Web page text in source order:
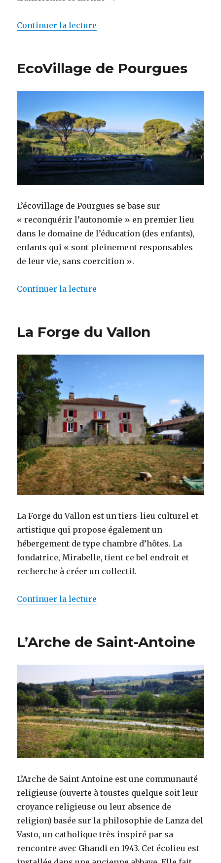
Continuer la lecture
EcoVillage de Pourgues
L’écovillage de Pourgues se base sur
« reconquérir l’autonomie » en premier lieu
dans le domaine de l’éducation (des enfants),
enfants qui « sont pleinement responsables
de leur vie, sans coercition ».
Continuer la lecture
La Forge du Vallon
La Forge du Vallon est un tiers-lieu culturel et
artistique qui propose également un
hébergement de type chambre d’hôtes. La
fondatrice, Mirabelle, tient ce bel endroit et
recherche à créer un collectif.
Continuer la lecture
L’Arche de Saint-Antoine
L’Arche de Saint Antoine est une communauté
religieuse (ouverte à toustes quelque soit leur
croyance religieuse ou leur absence de
religion) basée sur la philosophie de Lanza del
Vasto, un catholique très inspiré par sa
rencontre avec Ghandi en 1943. Cet écolieu est